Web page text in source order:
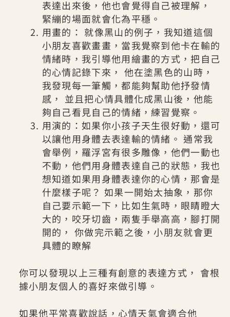
表達出來後，他也會覺得自己被理解，
緊繃的場面就會化為平穩。
用畫的： 就像黑山的例子，我知道這個
小朋友喜歡畫畫，當我覺察到他卡在輸的
情緒時，我引導他用繪畫的方式，把自己
的心情記錄下來， 他在塗黑色的山時，
我發現每一筆觸，都能夠幫助他抒發情
感， 並且把心情具體化成黑山後，他能
夠自己看見自己的情緒，練習覺察。
用演的：如果你小孩子天生很好動，還可
以讓他用身體去表達輸的情緒。 通常我
會舉例，羅浮宮有很多雕像，他們一動也
不動，他們用身體表達自己的狀態，我也
想知道如果用身體表達你的心情，那會是
什麼樣子呢？ 如果一開始太抽象，那你
自己要示範一下，比如生氣時，眼睛瞪大
大的，咬牙切齒，兩隻手舉高高，腳打開
開的， 你做完示範之後，小朋友就會更
具體的瞭解
你可以發現以上三種有創意的表達方式， 會根
據小朋友個人的喜好來做引導。
如果他平常喜歡說話，心情天氣會適合他